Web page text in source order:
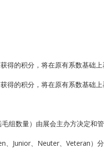
得的积分，将在原有系数基础
得的积分，将在原有系数基础
组数量）由展会主办方决定和
、Junior、Neuter、Veteran）